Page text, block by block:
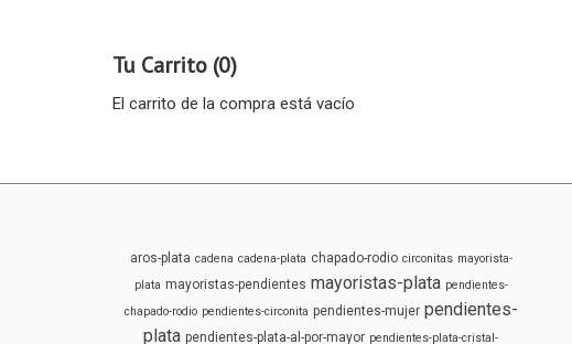
Tu Carrito (0)
El carrito de la compra está vacío
aros-plata cadena cadena-plata chapado-rodio circonitas mayorista-
plata mayoristas-pendientes mayoristas-plata pendientes-
chapado-rodio pendientes-circonita pendientes-mujer pendientes-
plata pendientes-plata-al-por-mayor pendientes-plata-cristal-